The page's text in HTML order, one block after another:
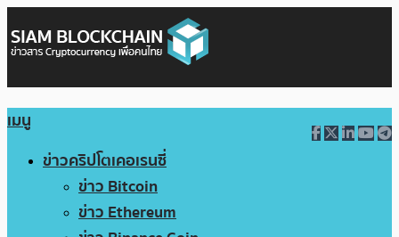
เมนู
ข่าวคริปโตเคอเรนซี่
ข่าว Bitcoin
ข่าว Ethereum